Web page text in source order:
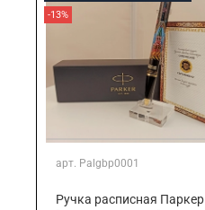
-13%
арт. Palgbp0001
Ручка расписная Паркер